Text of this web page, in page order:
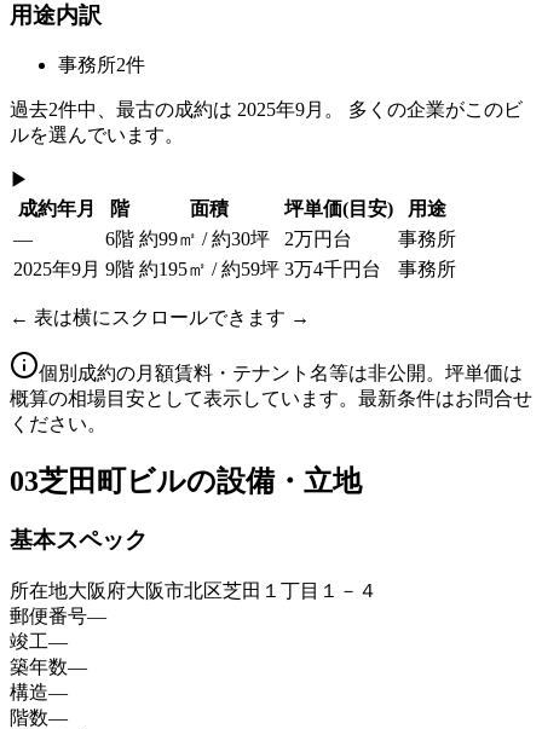
用途内訳
事務所2件
過去2件中、最古の成約は 2025年9月 。 多くの企業がこのビ
ルを選んでいます。
▶
成約年月
階 面積 坪単価(目安)
用途
—
6階 約99㎡ / 約30坪 2万円台
事務所
2025年9月 9階 約195㎡ / 約59坪 3万4千円台 事務所
← 表は横にスクロールできます →
個別成約の月額賃料・テナント名等は非公開。坪単価は
概算の相場目安として表示しています。最新条件はお問合せ
ください。
03芝田町ビルの設備・立地
基本スペック
所在地大阪府大阪市北区芝田１丁目１－４
郵便番号—
竣工—
築年数—
構造—
階数—